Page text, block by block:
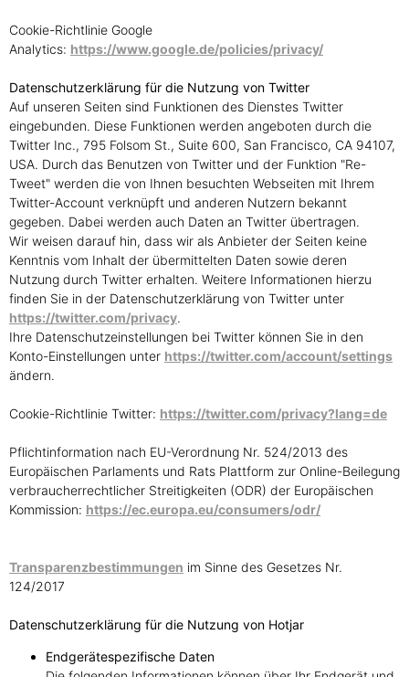
Cookie-Richtlinie Google
Analytics: https://www.google.de/policies/privacy/
Datenschutzerklärung für die Nutzung von Twitter
Auf unseren Seiten sind Funktionen des Dienstes Twitter
eingebunden. Diese Funktionen werden angeboten durch die
Twitter Inc., 795 Folsom St., Suite 600, San Francisco, CA 94107,
USA. Durch das Benutzen von Twitter und der Funktion "Re-
Tweet" werden die von Ihnen besuchten Webseiten mit Ihrem
Twitter-Account verknüpft und anderen Nutzern bekannt
gegeben. Dabei werden auch Daten an Twitter übertragen.
Wir weisen darauf hin, dass wir als Anbieter der Seiten keine
Kenntnis vom Inhalt der übermittelten Daten sowie deren
Nutzung durch Twitter erhalten. Weitere Informationen hierzu
finden Sie in der Datenschutzerklärung von Twitter unter
https://twitter.com/privacy.
Ihre Datenschutzeinstellungen bei Twitter können Sie in den
Konto-Einstellungen unter https://twitter.com/account/settings
ändern.
Cookie-Richtlinie Twitter: https://twitter.com/privacy?lang=de
Pflichtinformation nach EU-Verordnung Nr. 524/2013 des
Europäischen Parlaments und Rats Plattform zur Online-Beilegung
verbraucherrechtlicher Streitigkeiten (ODR) der Europäischen
Kommission: https://ec.europa.eu/consumers/odr/
Transparenzbestimmungen im Sinne des Gesetzes Nr.
124/2017
Datenschutzerklärung für die Nutzung von Hotjar
Endgerätespezifische Daten